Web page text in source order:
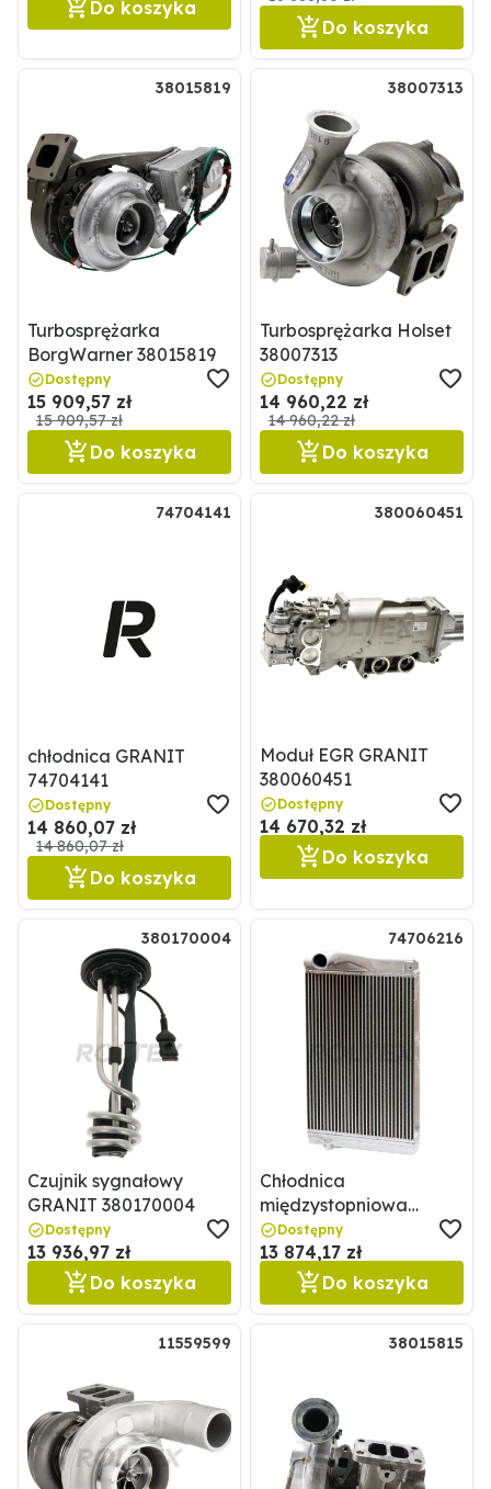
Do koszyka
Do koszyka
38015819
Turbosprężarka
BorgWarner 38015819
Dostępny
15 909,57 zł
15 909,57 zł
Do koszyka
38007313
Turbosprężarka Holset
38007313
Dostępny
14 960,22 zł
14 960,22 zł
Do koszyka
74704141
chłodnica GRANIT
74704141
Dostępny
14 860,07 zł
14 860,07 zł
Do koszyka
380060451
Moduł EGR GRANIT
380060451
Dostępny
14 670,32 zł
Do koszyka
380170004
Czujnik sygnałowy
GRANIT 380170004
Dostępny
13 936,97 zł
Do koszyka
74706216
Chłodnica
międzystopniowa
GRANIT 74706216
Dostępny
13 874,17 zł
Do koszyka
11559599 38015815